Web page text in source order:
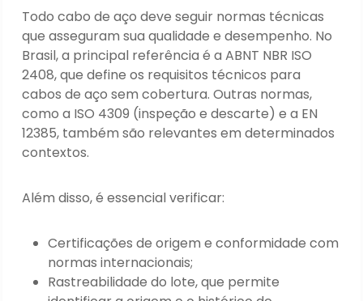
Todo cabo de aço deve seguir normas técnicas
que asseguram sua qualidade e desempenho. No
Brasil, a principal referência é a ABNT NBR ISO
2408, que define os requisitos técnicos para
cabos de aço sem cobertura. Outras normas,
como a ISO 4309 (inspeção e descarte) e a EN
12385, também são relevantes em determinados
contextos.
Além disso, é essencial verificar:
Certificações de origem e conformidade com
normas internacionais;
Rastreabilidade do lote, que permite